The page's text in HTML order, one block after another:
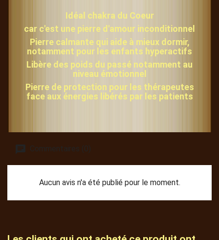
Idéal chakra du Coeur
car c'est une pierre d'amour inconditionnel
Pierre calmante qui aide à mieux dormir,
notamment pour les enfants hyperactifs
Libère des poids du passé notamment au
niveau émotionnel
Pierre de protection pour les thérapeutes
face aux énergies libérés par les patients
Commentaires (0)
Aucun avis n'a été publié pour le moment.